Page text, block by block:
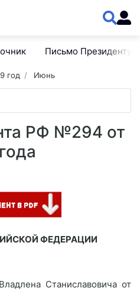
Письмо Президенту
год Июнь
РФ №294 от
ФЕДЕРАЦИИ
Станиславовича от